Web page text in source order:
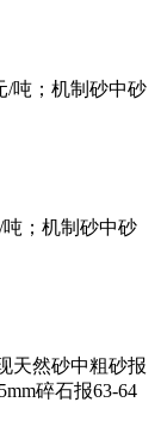
/吨；机制砂中砂
；机制砂中砂
天然砂中粗砂报
碎石报63-64